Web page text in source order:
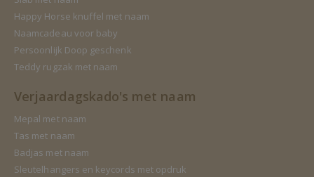
Happy Horse knuffel met naam
Naamcadeau voor baby
Persoonlijk Doop geschenk
Teddy rugzak met naam
Verjaardagskado's met naam
Mepal met naam
Tas met naam
Badjas met naam
Sleutelhangers en keycords met opdruk